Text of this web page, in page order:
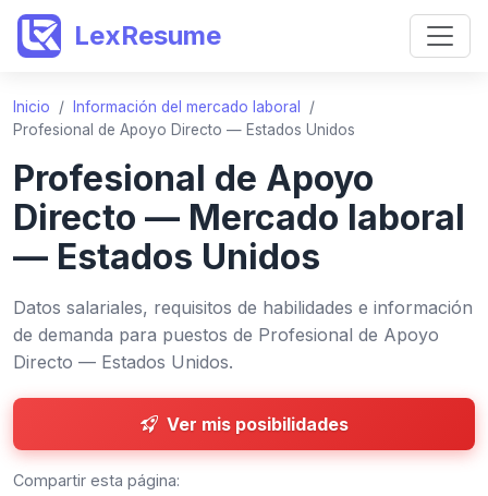
LexResume
Inicio / Información del mercado laboral
/
Profesional de Apoyo Directo — Estados Unidos
Profesional de Apoyo
Directo — Mercado laboral
— Estados Unidos
Datos salariales, requisitos de habilidades e información
de demanda para puestos de Profesional de Apoyo
Directo — Estados Unidos.
Ver mis posibilidades
Compartir esta página: